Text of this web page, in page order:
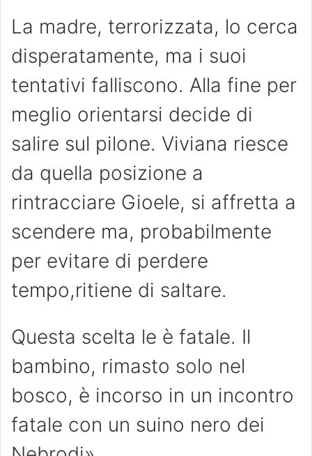
La madre, terrorizzata, lo cerca
disperatamente, ma i suoi
tentativi falliscono. Alla fine per
meglio orientarsi decide di
salire sul pilone. Viviana riesce
da quella posizione a
rintracciare Gioele, si affretta a
scendere ma, probabilmente
per evitare di perdere
tempo,ritiene di saltare.
Questa scelta le è fatale. Il
bambino, rimasto solo nel
bosco, è incorso in un incontro
fatale con un suino nero dei